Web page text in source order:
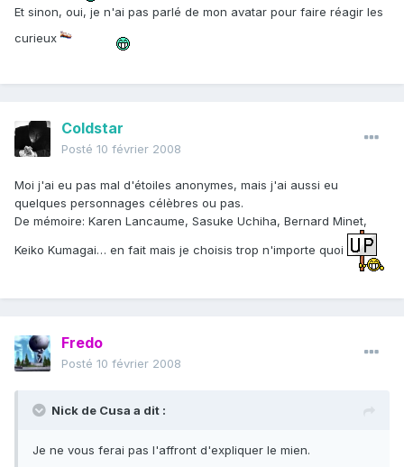
Et sinon, oui, je n'ai pas parlé de mon avatar pour faire réagir les
curieux
Coldstar
Posté 10 février 2008
Moi j'ai eu pas mal d'étoiles anonymes, mais j'ai aussi eu
quelques personnages célèbres ou pas.
De mémoire: Karen Lancaume, Sasuke Uchiha, Bernard Minet,
Keiko Kumagai… en fait mais je choisis trop n'importe quoi
Fredo
Posté 10 février 2008
Nick de Cusa a dit :
Je ne vous ferai pas l'affront d'expliquer le mien.